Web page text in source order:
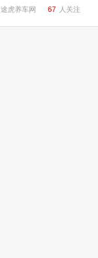
途虎养车网 67 人关注